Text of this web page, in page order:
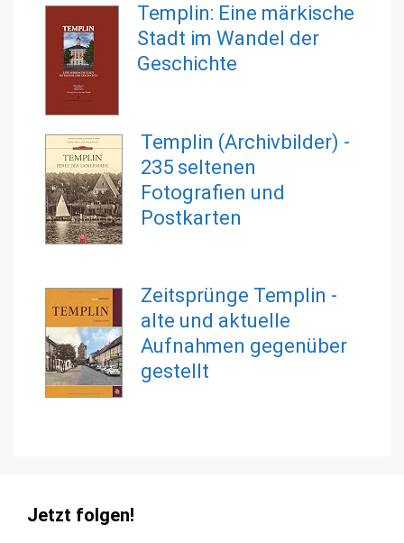
Templin: Eine märkische
Stadt im Wandel der
Geschichte
Templin (Archivbilder) -
235 seltenen
Fotografien und
Postkarten
Zeitsprünge Templin -
alte und aktuelle
Aufnahmen gegenüber
gestellt
Jetzt folgen!